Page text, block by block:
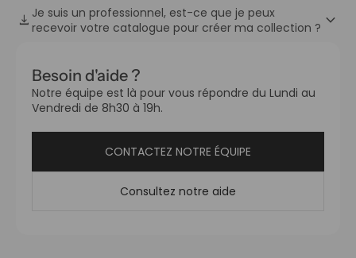
Besoin d'aide ?
Notre équipe est là pour vous répondre du Lundi au
Vendredi de 8h30 à 19h.
CONTACTEZ NOTRE ÉQUIPE
Consultez notre aide
download Je suis un professionnel, est-ce que je peux
recevoir votre catalogue pour créer ma collection ? keyboard_arrow_down